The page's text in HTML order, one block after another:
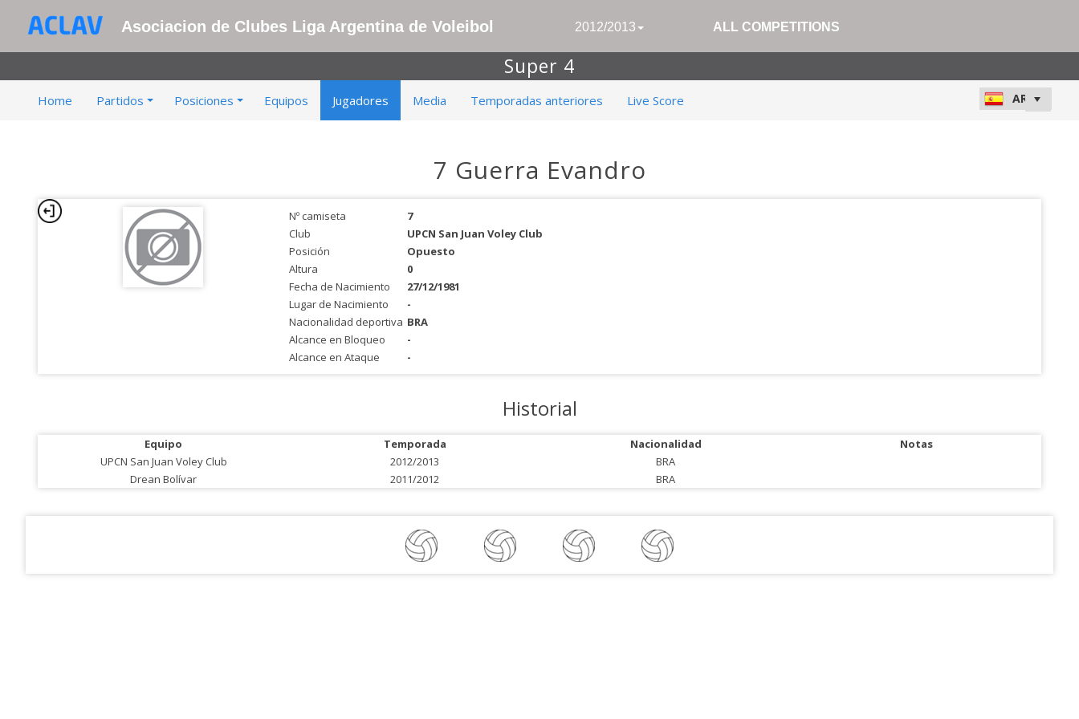
Asociacion de Clubes Liga Argentina de Voleibol 2012/2013 ALL COMPETITIONS
Super 4
Home Partidos Posiciones Equipos Jugadores Media Temporadas anteriores Live Score
7 Guerra Evandro
Nº camiseta
7
Club
UPCN San Juan Voley Club
Posición
Opuesto
Altura
0
Fecha de Nacimiento
27/12/1981
Lugar de Nacimiento
-
Nacionalidad deportiva BRA
Alcance en Bloqueo
-
Alcance en Ataque
-
Historial
Equipo Temporada Nacionalidad
Notas
UPCN San Juan Voley Club
2012/2013
BRA
Drean Bolívar
2011/2012 BRA